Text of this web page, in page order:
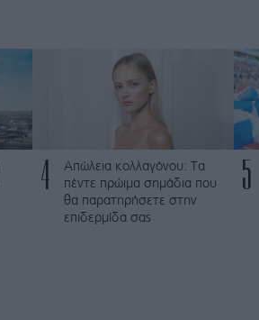
4
Απώλεια κολλαγόνου: Τα
πέντε πρώιμα σημάδια που
θα παρατηρήσετε στην
επιδερμίδα σας
5